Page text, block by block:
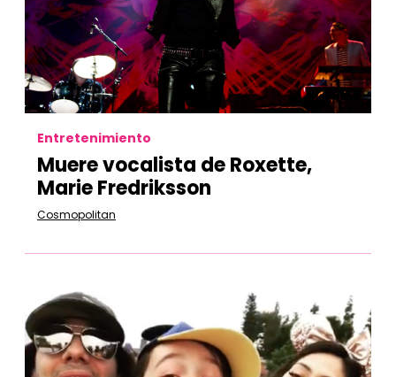
Entretenimiento
Muere vocalista de Roxette,
Marie Fredriksson
Cosmopolitan